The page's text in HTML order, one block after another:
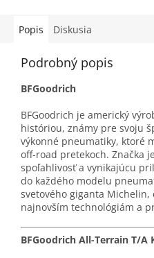
Popis Diskusia
Podrobný popis
BFGoodrich
BFGoodrich je americký
históriou, známy pre svoju
výkonné pneumatiky, ktoré
off-road pretekoch. Značka
spoľahlivosť a vynikajúcu
do každého modelu
svetového giganta
najnovším technológiám a
BFGoodrich All-Terrain T/A